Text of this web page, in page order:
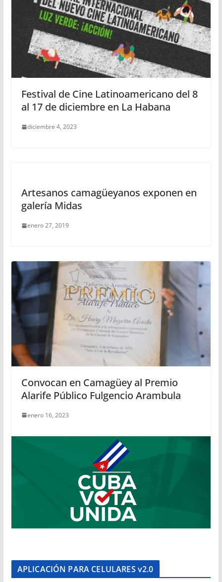
Festival de Cine Latinoamericano del 8
al 17 de diciembre en La Habana
diciembre 4, 2023
Artesanos camagüeyanos exponen en
galería Midas
enero 27, 2019
Convocan en Camagüey al Premio
Alarife Público Fulgencio Arambula
enero 16, 2023
APLICACIÓN PARA CELULARES v2.0